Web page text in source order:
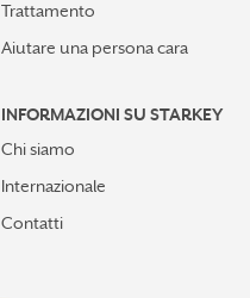
Trattamento
Aiutare una persona cara
INFORMAZIONI SU STARKEY
Chi siamo
Internazionale
Contatti